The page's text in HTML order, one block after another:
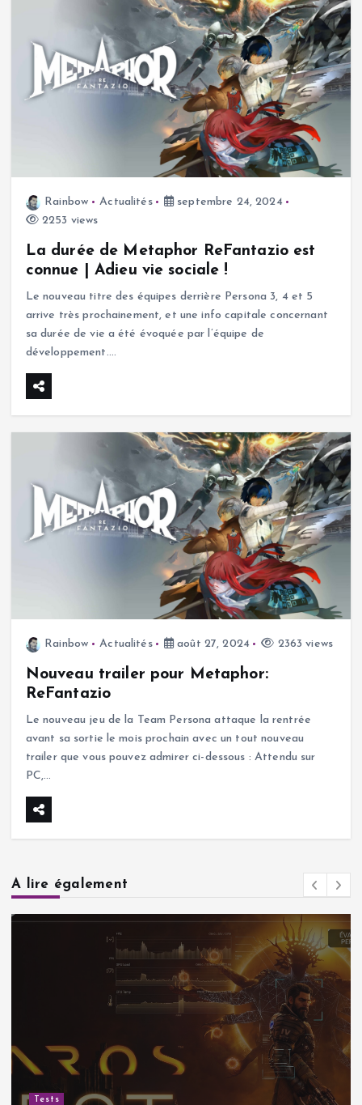
Rainbow Actualités
septembre 24, 2024
2253 views
La durée de Metaphor ReFantazio est
connue | Adieu vie sociale !
Le nouveau titre des équipes derrière Persona 3, 4 et 5
arrive très prochainement, et une info capitale concernant
sa durée de vie a été évoquée par l’équipe de
développement.…
Rainbow Actualités août 27, 2024 2363 views
Nouveau trailer pour Metaphor:
ReFantazio
Le nouveau jeu de la Team Persona attaque la rentrée
avant sa sortie le mois prochain avec un tout nouveau
trailer que vous pouvez admirer ci-dessous : Attendu sur
PC,…
A lire également
Tests